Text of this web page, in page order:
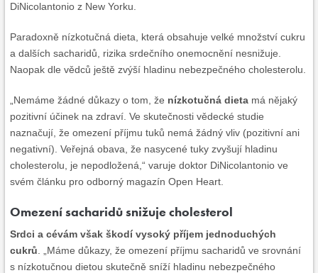
DiNicolantonio z New Yorku.
Paradoxně nízkotučná dieta, která obsahuje velké množství cukru
a dalších sacharidů, rizika srdečního onemocnění nesnižuje.
Naopak dle vědců ještě zvýší hladinu nebezpečného cholesterolu.
„Nemáme žádné důkazy o tom, že nízkotučná dieta má nějaký
pozitivní účinek na zdraví. Ve skutečnosti vědecké studie
naznačují, že omezení příjmu tuků nemá žádný vliv (pozitivní ani
negativní). Veřejná obava, že nasycené tuky zvyšují hladinu
cholesterolu, je nepodložená,“ varuje doktor DiNicolantonio ve
svém článku pro odborný magazín Open Heart.
Omezení sacharidů snižuje cholesterol
Srdci a cévám však škodí vysoký příjem jednoduchých
cukrů . „Máme důkazy, že omezení příjmu sacharidů ve srovnání
s nízkotučnou dietou skutečně sníží hladinu nebezpečného